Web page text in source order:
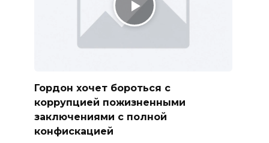
Гордон хочет бороться с
коррупцией пожизненными
заключениями с полной
конфискацией